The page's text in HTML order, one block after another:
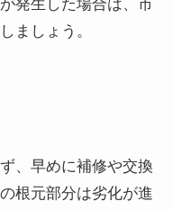
発生した場合は、市
ましょう。
、早めに補修や交換
根元部分は劣化が進